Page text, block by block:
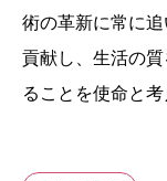
術の革新に常に
貢献し、生活の
ることを使命と考